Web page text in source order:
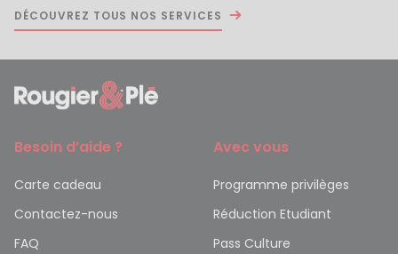
DÉCOUVREZ TOUS NOS SERVICES
Besoin d’aide ?
Carte cadeau
Contactez-nous
FAQ
Avec vous
Programme privilèges
Réduction Etudiant
Pass Culture